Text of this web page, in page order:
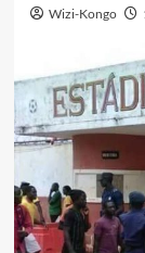
Wizi-Kongo